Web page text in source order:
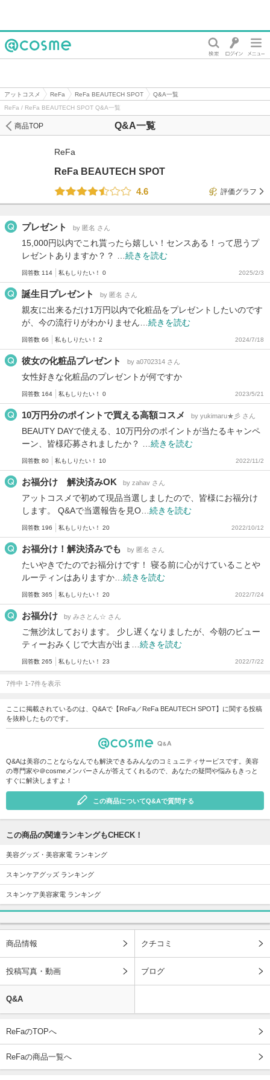
アットコスメ ReFa ReFa BEAUTECH SPOT
Q&A一覧
ReFa / ReFa BEAUTECH SPOT Q&A一覧
Q&A一覧
商品TOP
ReFa
ReFa BEAUTECH SPOT
4.6
評価グラフ
プレゼント by 匿名 さん
15,000円以内でこれ貰ったら嬉しい！センスある！って思うプ
レゼントありますか？？ … 続きを読む
回答数 114 私もしりたい！ 0 2025/2/3
誕生日プレゼント by 匿名 さん
親友に出来るだけ1万円以内で化粧品をプレゼントしたいのです
が、今の流行りがわかりません… 続きを読む
回答数 66 私もしりたい！ 2 2024/7/18
彼女の化粧品プレゼント by a0702314 さん
女性好きな化粧品のプレゼントが何ですか
回答数 164 私もしりたい！ 0 2023/5/21
10万円分のポイントで買える高額コスメ by yukimaru★彡 さん
BEAUTY DAYで使える、10万円分のポイントが当たるキャンペ
ーン、皆様応募されましたか？ … 続きを読む
回答数 80 私もしりたい！ 10 2022/11/2
お福分け 解決済みOK by zahav さん
アットコスメで初めて現品当選しましたので、皆様にお福分け
します。 Q&Aで当選報告を見O… 続きを読む
回答数 196 私もしりたい！ 20 2022/10/12
お福分け！解決済みでも by 匿名 さん
たいやきでたのでお福分けです！ 寝る前に心がけていることや
ルーティンはありますか… 続きを読む
回答数 365 私もしりたい！ 20 2022/7/24
お福分け by みさとん☆ さん
ご無沙汰しております。 少し遅くなりましたが、今朝のビュー
ティーおみくじで大吉が出ま… 続きを読む
回答数 265 私もしりたい！ 23 2022/7/22
7件中 1-7件を表示
ここに掲載されているのは、Q&Aで【ReFa／ReFa BEAUTECH SPOT】に関する投稿
を抜粋したものです。
Q&Aは美容のことならなんでも解決できるみんなのコミュニティサービスです。美容
の専門家や＠cosmeメンバーさんが答えてくれるので、あなたの疑問や悩みもきっと
すぐに解決しますよ！
この商品についてQ&Aで質問する
この商品の関連ランキングもCHECK！
美容グッズ・美容家電 ランキング
スキンケアグッズ ランキング
スキンケア美容家電 ランキング
商品情報 クチコミ
投稿写真・動画 ブログ
Q&A
ReFaのTOPへ
ReFaの商品一覧へ